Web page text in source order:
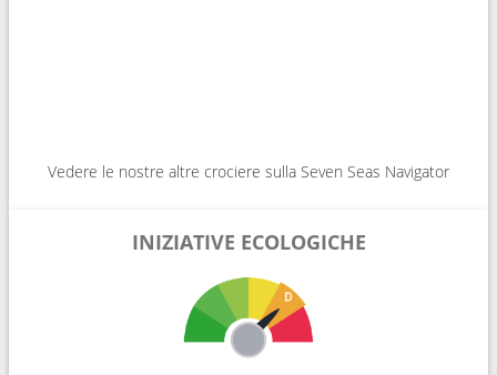
Vedere le nostre altre crociere sulla Seven Seas Navigator
INIZIATIVE ECOLOGICHE